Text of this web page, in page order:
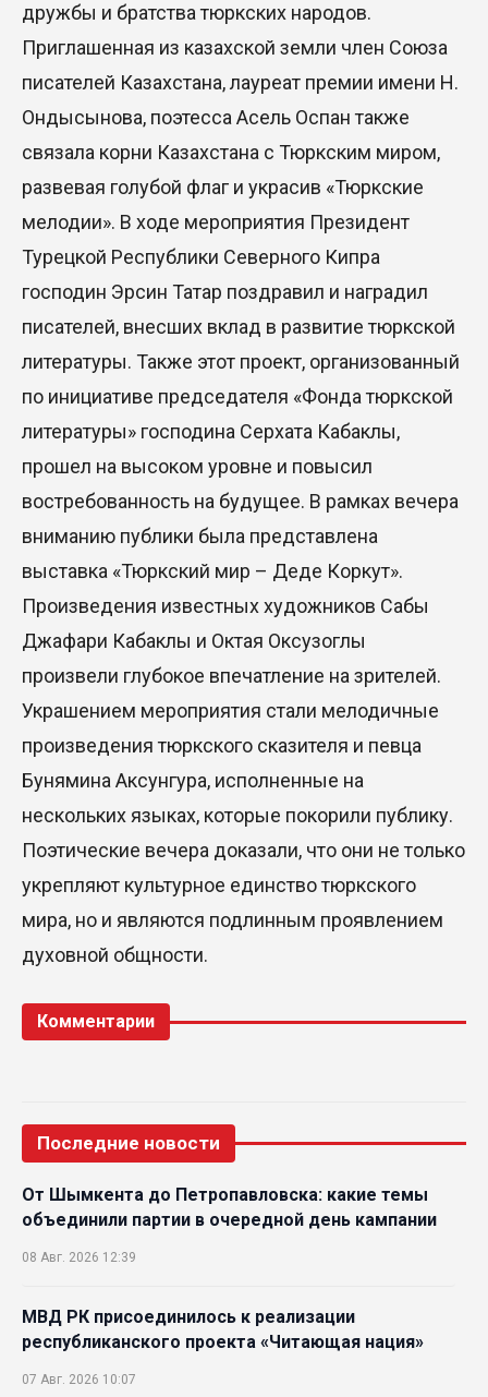
дружбы и братства тюркских народов.
Приглашенная из казахской земли член Союза
писателей Казахстана, лауреат премии имени Н.
Ондысынова, поэтесса Асель Оспан также
связала корни Казахстана с Тюркским миром,
развевая голубой флаг и украсив «Тюркские
мелодии». В ходе мероприятия Президент
Турецкой Республики Северного Кипра
господин Эрсин Татар поздравил и наградил
писателей, внесших вклад в развитие тюркской
литературы. Также этот проект, организованный
по инициативе председателя «Фонда тюркской
литературы» господина Серхата Кабаклы,
прошел на высоком уровне и повысил
востребованность на будущее. В рамках вечера
вниманию публики была представлена
выставка «Тюркский мир – Деде Коркут».
Произведения известных художников Сабы
Джафари Кабаклы и Октая Оксузоглы
произвели глубокое впечатление на зрителей.
Украшением мероприятия стали мелодичные
произведения тюркского сказителя и певца
Бунямина Аксунгура, исполненные на
нескольких языках, которые покорили публику.
Поэтические вечера доказали, что они не только
укрепляют культурное единство тюркского
мира, но и являются подлинным проявлением
духовной общности.
Комментарии
Последние новости
От Шымкента до Петропавловска: какие темы
объединили партии в очередной день кампании
08 Авг. 2026 12:39
МВД РК присоединилось к реализации
республиканского проекта «Читающая нация»
07 Авг. 2026 10:07